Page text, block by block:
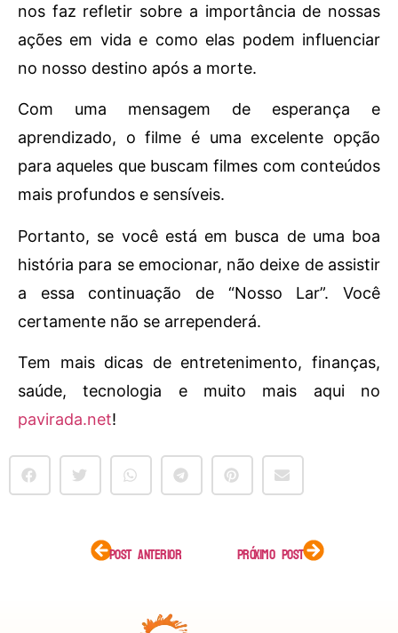
nos faz refletir sobre a importância de nossas
ações em vida e como elas podem influenciar
no nosso destino após a morte.
Com uma mensagem de esperança e
aprendizado, o filme é uma excelente opção
para aqueles que buscam filmes com conteúdos
mais profundos e sensíveis.
Portanto, se você está em busca de uma boa
história para se emocionar, não deixe de assistir
a essa continuação de “Nosso Lar”. Você
certamente não se arrependerá.
Tem mais dicas de entretenimento, finanças,
saúde, tecnologia e muito mais aqui no
pavirada.net!
POST ANTERIOR PRÓXIMO POST